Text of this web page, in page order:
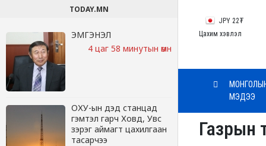
TODAY.MN
ЭМГЭНЭЛ
4 цаг 58 минутын өмнө
ОХУ-ын дэд станцад
гэмтэл гарч Ховд, Увс
зэрэг аймагт цахилгаан
тасарчээ